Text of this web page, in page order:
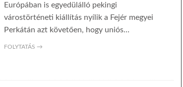
Európában is egyedülálló pekingi
várostörténeti kiállítás nyílik a Fejér megyei
Perkátán azt követően, hogy uniós…
FOLYTATÁS →